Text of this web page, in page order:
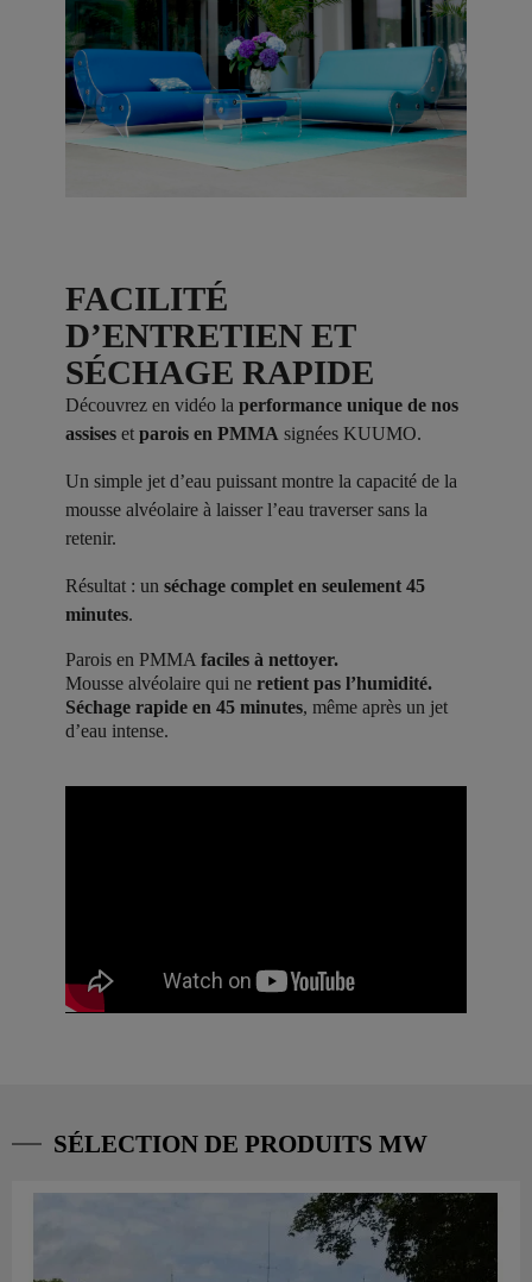
FACILITÉ
D’ENTRETIEN ET
SÉCHAGE RAPIDE
Découvrez en vidéo la performance unique de nos
assises et parois en PMMA signées KUUMO.
Un simple jet d’eau puissant montre la capacité de la
mousse alvéolaire à laisser l’eau traverser sans la
retenir.
Résultat : un séchage complet en seulement 45
minutes.
Parois en PMMA faciles à nettoyer.
Mousse alvéolaire qui ne retient pas l’humidité.
Séchage rapide en 45 minutes, même après un jet
d’eau intense.
SÉLECTION DE PRODUITS MW